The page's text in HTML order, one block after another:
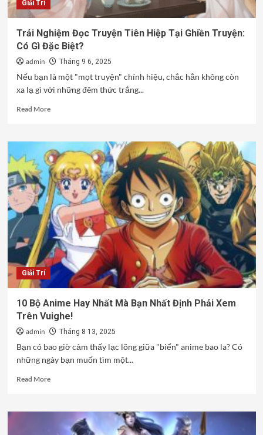
thể
bỏ
năm
2025
Giải Trí
Trải Nghiệm Đọc Truyện Tiên Hiệp Tại Ghiền Truyện:
Có Gì Đặc Biệt?
admin Tháng 9 6, 2025
Nếu bạn là một "mọt truyện" chính hiệu, chắc hẳn không còn
xa lạ gì với những đêm thức trắng...
Read MoreRead
Trải
Nghiệm
Đọc
Truyện
Tiên
Hiệp
Tại
Ghiền
Truyện:
Có
Gì
Đặc
Biệt?
Giải Trí
10 Bộ Anime Hay Nhất Mà Bạn Nhất Định Phải Xem
Trên Vuighe!
admin Tháng 8 13, 2025
Bạn có bao giờ cảm thấy lạc lõng giữa "biển" anime bao la? Có
những ngày bạn muốn tìm một...
Read MoreRead
10